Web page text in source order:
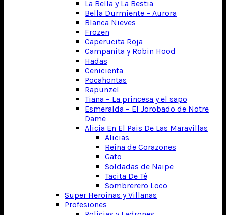
La Bella y La Bestia
Bella Durmiente – Aurora
Blanca Nieves
Frozen
Caperucita Roja
Campanita y Robin Hood
Hadas
Cenicienta
Pocahontas
Rapunzel
Tiana – La princesa y el sapo
Esmeralda – El Jorobado de Notre
Dame
Alicia En El Pais De Las Maravillas
Alicias
Reina de Corazones
Gato
Soldadas de Naipe
Tacita De Té
Sombrerero Loco
Super Heroinas y Villanas
Profesiones